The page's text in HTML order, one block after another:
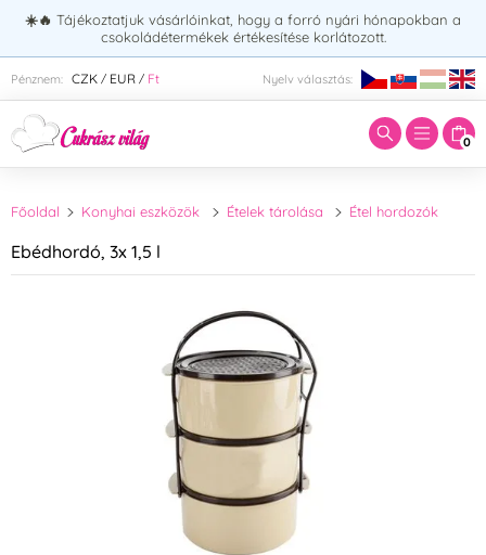
☀️🔥 Tájékoztatjuk vásárlóinkat, hogy a forró nyári hónapokban a
csokoládétermékek értékesítése korlátozott.
Pénznem: CZK / EUR / Ft Nyelv választás:
0
Adja meg a keresett kifejezést:
Főoldal Konyhai eszközök Ételek tárolása Étel hordozók
Ebédhordó, 3x 1,5 l